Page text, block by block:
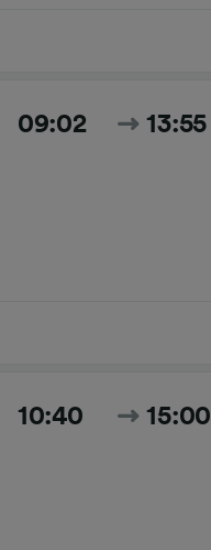
09:02 13:55
10:40 15:00